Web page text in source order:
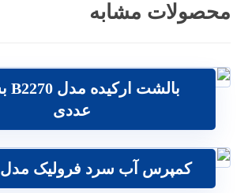
محصولات مشابه
عددی
تومان
کمپرس آب سرد فرولیک مدل 11inch
79 تومان